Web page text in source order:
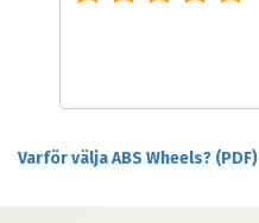
Varför välja ABS Wheels? (PDF)